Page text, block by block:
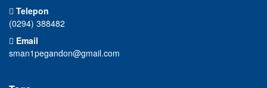
Telepon
(0294) 388482
Email
sman1pegandon@gmail.com